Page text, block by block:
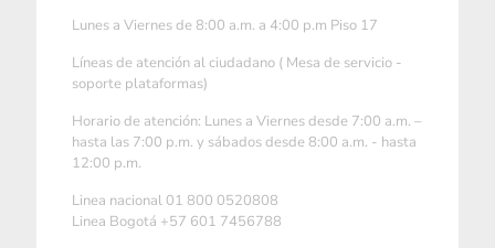
Lunes a Viernes de 8:00 a.m. a 4:00 p.m Piso 17
Líneas de atención al ciudadano ( Mesa de servicio -
soporte plataformas)
Horario de atención: Lunes a Viernes desde 7:00 a.m. –
hasta las 7:00 p.m. y sábados desde 8:00 a.m. - hasta
12:00 p.m.
Linea nacional 01 800 0520808
Linea Bogotá +57 601 7456788